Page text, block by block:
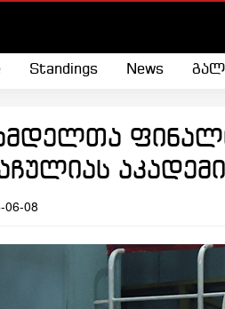
Standings News
ფინალი
06-08